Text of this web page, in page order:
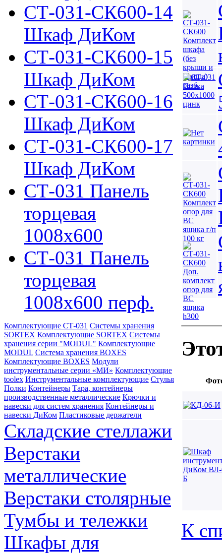
СТ-031-СК600-14
Шкаф ДиКом
СТ-031-СК600-15
Шкаф ДиКом
СТ-031-СК600-16
Шкаф ДиКом
СТ-031-СК600-17
Шкаф ДиКом
СТ-031 Панель
торцевая
1008х600
СТ-031 Панель
торцевая
1008х600 перф.
Комплектующие СТ-031 Системы хранения
SORTEX Комплектующие SORTEX Системы
хранения серии "MODUL" Комплектующие
MODUL Система хранения BOXES
Комплектующие BOXES Модули
инструментальные серии «МИ» Комплектующие
toolex Инструментальные комплектующие Стулья
Полки Контейнеры Тара, контейнеры
производственные металлические Крючки и
навески для систем хранения Контейнеры и
навески ДиКом Пластиковые держатели
Складские стеллажи
Верстаки
металлические
Верстаки столярные
Тумбы и тележки
Шкафы для
К